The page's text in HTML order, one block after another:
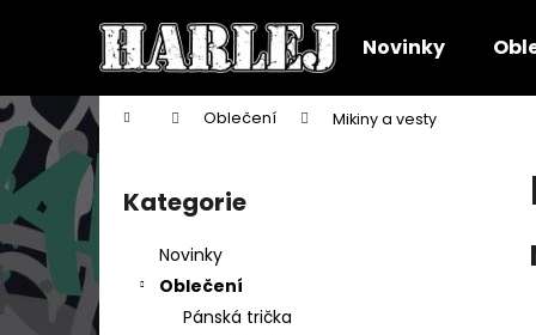
Novinky
Domů Oblečení Mikiny a vesty
P
r
a
Přeskočit
kategorie
Kategorie
Novinky
Oblečení
Pánská trička
í
k
Zpět
do
obchodu
Zpět
do
obchodu